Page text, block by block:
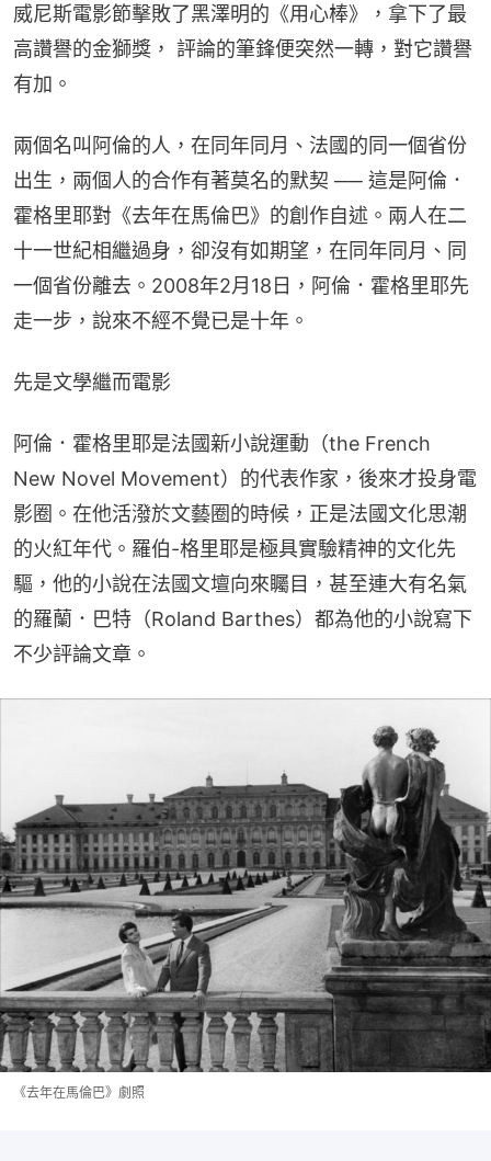
威尼斯電影節擊敗了黑澤明的《用心棒》，拿下了最
高讚譽的金獅獎， 評論的筆鋒便突然一轉，對它讚譽
有加。
兩個名叫阿倫的人，在同年同月、法國的同一個省份
出生，兩個人的合作有著莫名的默契 ── 這是阿倫．
霍格里耶對《去年在馬倫巴》的創作自述。兩人在二
十一世紀相繼過身，卻沒有如期望，在同年同月、同
一個省份離去。2008年2月18日，阿倫．霍格里耶先
走一步，說來不經不覺已是十年。
先是文學繼而電影
阿倫．霍格里耶是法國新小說運動（the French
New Novel Movement）的代表作家，後來才投身電
影圈。在他活潑於文藝圈的時候，正是法國文化思潮
的火紅年代。羅伯-格里耶是極具實驗精神的文化先
驅，他的小說在法國文壇向來矚目，甚至連大有名氣
的羅蘭．巴特（Roland Barthes）都為他的小說寫下
不少評論文章。
《去年在馬倫巴》劇照